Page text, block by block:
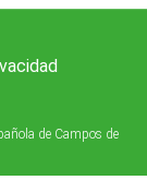
de Campos de